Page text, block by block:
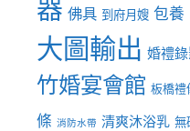
器 佛具 到府月嫂 包養
大圖輸出 婚禮
竹婚宴會館 板橋禮
條 消防水帶 清爽沐浴乳 無